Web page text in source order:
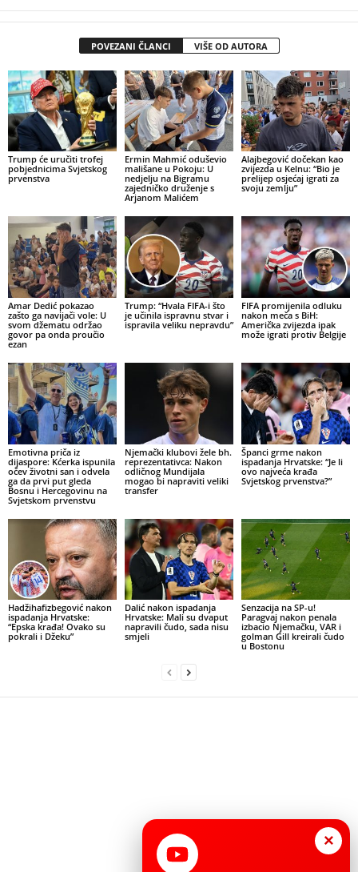
POVEZANI ČLANCI VIŠE OD AUTORA
Trump će uručiti trofej
pobjednicima Svjetskog
prvenstva
Ermin Mahmić oduševio
mališane u Pokoju: U
nedjelju na Bigramu
zajedničko druženje s
Arjanom Malićem
Alajbegović dočekan kao
zvijezda u Kelnu: “Bio je
prelijep osjećaj igrati za
svoju zemlju”
Amar Dedić pokazao
zašto ga navijači vole: U
svom džematu održao
govor pa onda proučio
ezan
Trump: “Hvala FIFA-i što
je učinila ispravnu stvar i
ispravila veliku nepravdu”
FIFA promijenila odluku
nakon meča s BiH:
Američka zvijezda ipak
može igrati protiv Belgije
Emotivna priča iz
dijaspore: Kćerka ispunila
očev životni san i odvela
ga da prvi put gleda
Bosnu i Hercegovinu na
Svjetskom prvenstvu
Njemački klubovi žele bh.
reprezentativca: Nakon
odličnog Mundijala
mogao bi napraviti veliki
transfer
Španci grme nakon
ispadanja Hrvatske: “Je li
ovo najveća krađa
Svjetskog prvenstva?”
Hadžihafizbegović nakon
ispadanja Hrvatske:
“Epska krađa! Ovako su
pokrali i Džeku”
Dalić nakon ispadanja
Hrvatske: Mali su dvaput
napravili čudo, sada nisu
smjeli
Senzacija na SP-u!
Paragvaj nakon penala
izbacio Njemačku, VAR i
golman Gill kreirali čudo
u Bostonu
×